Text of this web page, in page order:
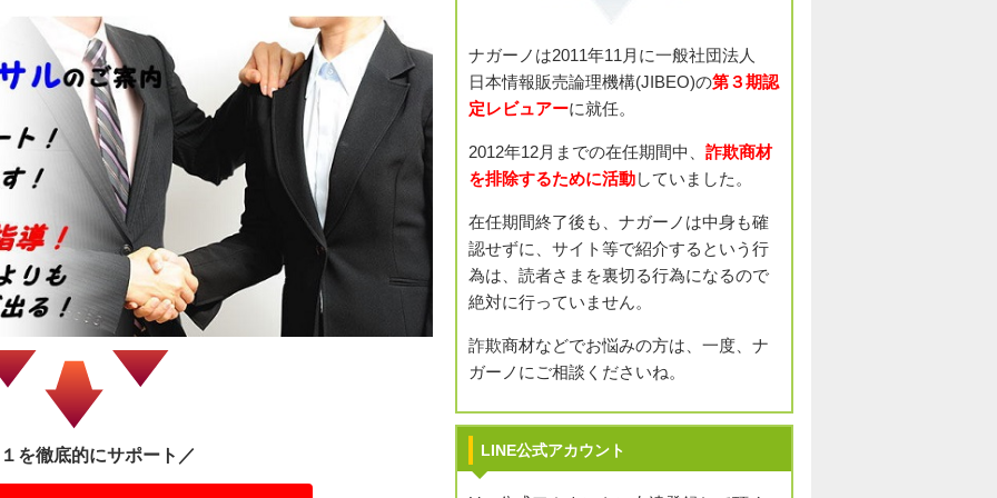
を徹底的にサポート／
ナガーノは2011年11月に一般社団法人
日本情報販売論理機構(JIBEO)の第３期認
定レビュアーに就任。
2012年12月までの在任期間中、 詐欺商材
を排除するために活動していました。
在任期間終了後も、ナガーノは中身も確
認せずに、サイト等で紹介するという行
為は、読者さまを裏切る行為になるので
絶対に行っていません。
詐欺商材などでお悩みの方は、一度、ナ
ガーノにご相談くださいね。
LINE公式アカウント